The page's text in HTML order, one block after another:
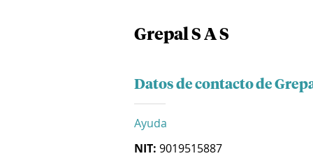
Grepal S A S
Datos de contacto de
Ayuda
NIT: 9019515887